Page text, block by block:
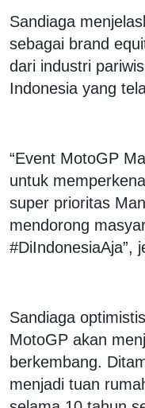
Sandiaga
sebagai brand
dari industri
Indonesia yang
“Event MotoGP
untuk
super prioritas
mendorong
#DiIndonesiaAja”,
Sandiaga
MotoGP akan
berkembang.
menjadi tuan